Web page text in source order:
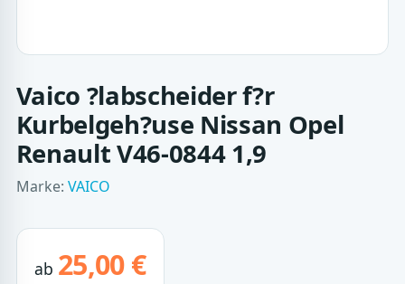
Vaico ?labscheider f?r
Kurbelgeh?use Nissan Opel
Renault V46-0844 1,9
Marke: VAICO
ab 25,00 €